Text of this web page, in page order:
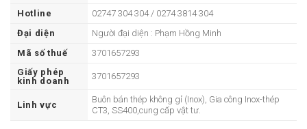
Hotline
02747 304 304 / 0274 3814 304
Đại diện
Người đại diện : Phạm Hồng Minh
Mã số thuế
3701657293
Giấy phép
kinh doanh
3701657293
Linh vực
Buôn bán thép không gỉ (Inox), Gia công Inox-thép
CT3, SS400,cung cấp vật tư.